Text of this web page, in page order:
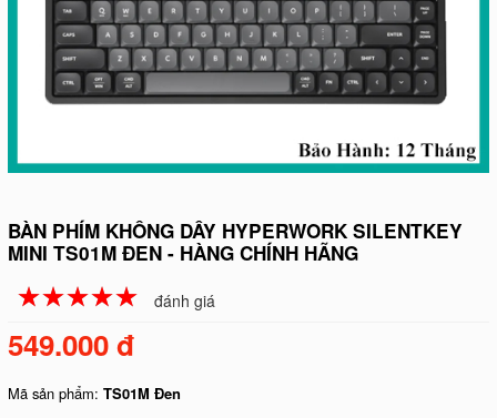
BÀN PHÍM KHÔNG DÂY HYPERWORK SILENTKEY
MINI TS01M ĐEN - HÀNG CHÍNH HÃNG
☆☆☆☆☆
★★★★★ đánh giá
549.000 đ
Mã sản phẩm:TS01M Đen